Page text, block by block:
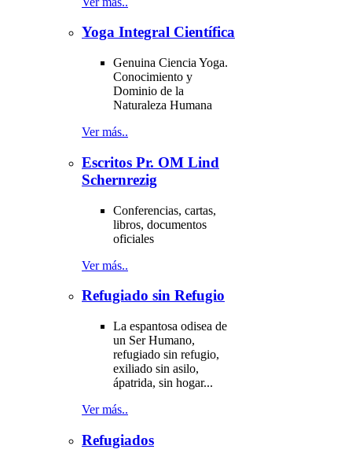
Yoga Integral Científica
Genuina Ciencia Yoga.
Conocimiento y
Dominio de la
Naturaleza Humana
Ver más..
Escritos Pr. OM Lind
Schernrezig
Conferencias, cartas,
libros, documentos
oficiales
Ver más..
Refugiado sin Refugio
La espantosa odisea de
un Ser Humano,
refugiado sin refugio,
exiliado sin asilo,
ápatrida, sin hogar...
Ver más..
Refugiados